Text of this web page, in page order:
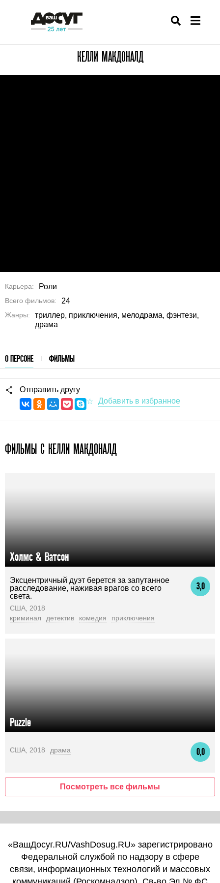
КЕЛЛИ МАКДОНАЛД
Карьера Роли
Всего фильмов 24
Жанры
триллер, приключения, мелодрама, фэнтези,
драма
О ПЕРСОНЕ ФИЛЬМЫ
Отправить другу
ФИЛЬМЫ С КЕЛЛИ МАКДОНАЛД
Холмс & Ватсон
3,0
Эксцентричный дуэт берется за запутанное
расследование, наживая врагов со всего
света.
США, 2018
криминал
детектив комедия приключения
Puzzle
0,0
США, 2018 драма
Посмотреть все фильмы
«ВашДосуг.RU/VashDosug.RU» зарегистрировано
Федеральной службой по надзору в сфере
связи, информационных технологий и массовых